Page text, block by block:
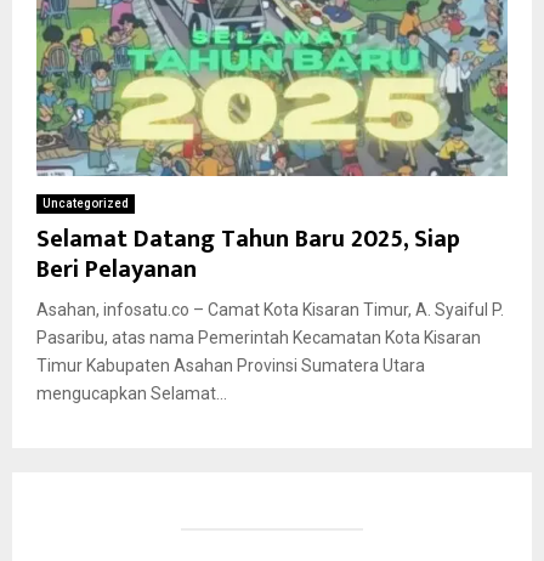
Uncategorized
Selamat Datang Tahun Baru 2025, Siap
Beri Pelayanan
Asahan, infosatu.co – Camat Kota Kisaran Timur, A. Syaiful P.
Pasaribu, atas nama Pemerintah Kecamatan Kota Kisaran
Timur Kabupaten Asahan Provinsi Sumatera Utara
mengucapkan Selamat...